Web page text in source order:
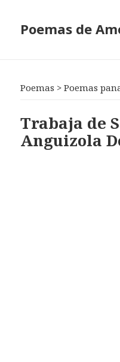
Poemas de
Poemas >Poemas
Trabaja de
Anguizola